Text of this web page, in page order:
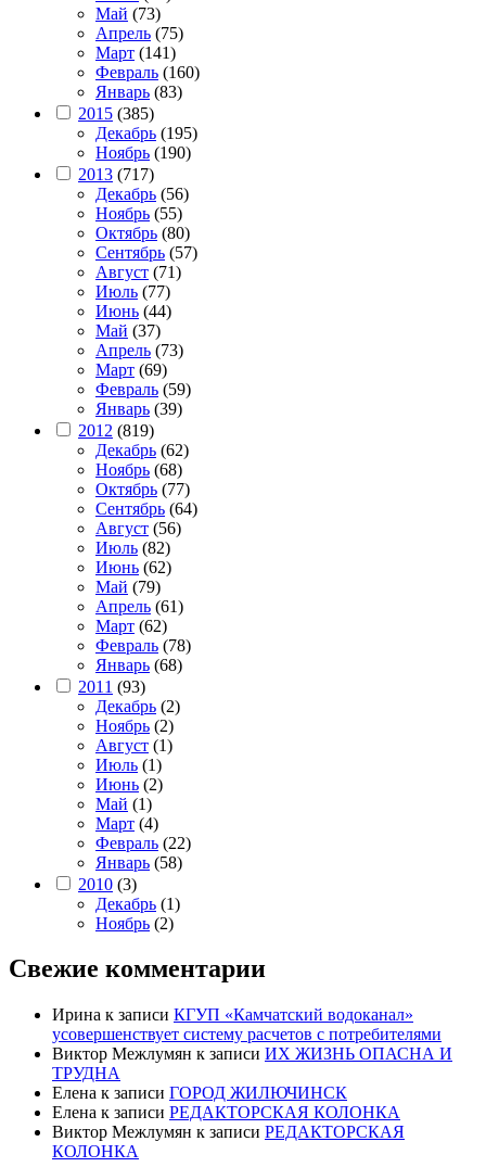
Май (73)
Апрель (75)
Март (141)
Февраль (160)
Январь (83)
2015 (385)
Декабрь (195)
Ноябрь (190)
2013 (717)
Декабрь (56)
Ноябрь (55)
Октябрь (80)
Сентябрь (57)
Август (71)
Июль (77)
Июнь (44)
Май (37)
Апрель (73)
Март (69)
Февраль (59)
Январь (39)
2012 (819)
Декабрь (62)
Ноябрь (68)
Октябрь (77)
Сентябрь (64)
Август (56)
Июль (82)
Июнь (62)
Май (79)
Апрель (61)
Март (62)
Февраль (78)
Январь (68)
2011 (93)
Декабрь (2)
Ноябрь (2)
Август (1)
Июль (1)
Июнь (2)
Май (1)
Март (4)
Февраль (22)
Январь (58)
2010 (3)
Декабрь (1)
Ноябрь (2)
Свежие комментарии
Ирина к записи КГУП «Камчатский водоканал»
усовершенствует систему расчетов с потребителями
Виктор Межлумян к записи ИХ ЖИЗНЬ ОПАСНА И
ТРУДНА
Елена к записи ГОРОД ЖИЛЮЧИНСК
Елена к записи РЕДАКТОРСКАЯ КОЛОНКА
Виктор Межлумян к записи РЕДАКТОРСКАЯ
КОЛОНКА